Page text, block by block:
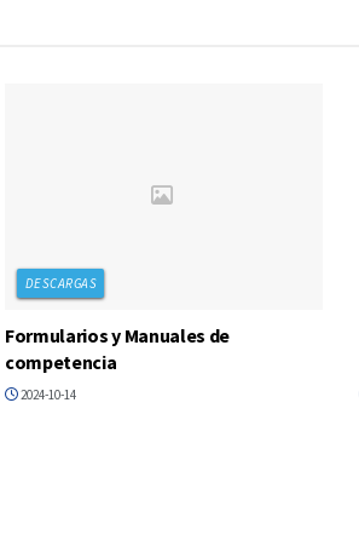
DESCARGAS
Formularios y Manuales de
competencia
2024-10-14